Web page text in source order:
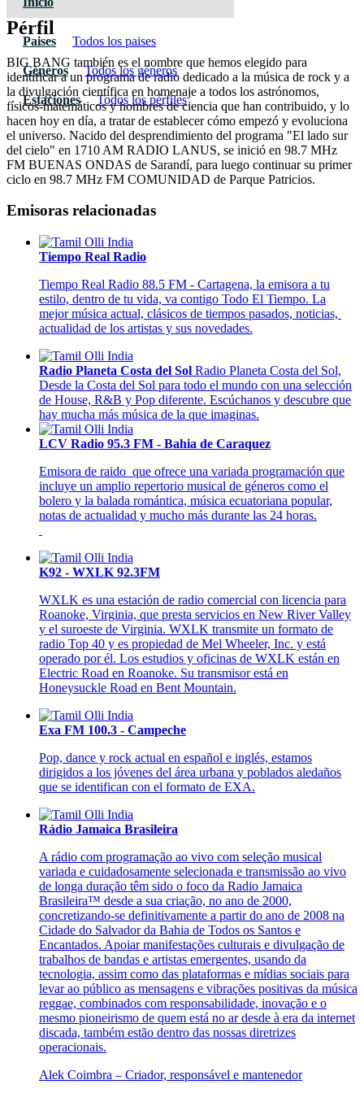
Paises Todos los paises
Géneros Todos los géneros
Estaciones Todos los pérfiles
Pérfil
BIG BANG también es el nombre que hemos elegido para
identificar a un programa de radio dedicado a la música de rock y a
la divulgación científica en homenaje a todos los astrónomos,
físicos-matemáticos y hombres de ciencia que han contribuido, y lo
hacen hoy en día, a tratar de establecer cómo empezó y evoluciona
el universo. Nacido del desprendimiento del programa "El lado sur
del cielo" en 1710 AM RADIO LANUS, se inició en 98.7 MHz
FM BUENAS ONDAS de Sarandí, para luego continuar su primer
ciclo en 98.7 MHz FM COMUNIDAD de Parque Patricios.
Emisoras relacionadas
Tiempo Real Radio
Tiempo Real Radio 88.5 FM - Cartagena, la emisora a tu
estilo, dentro de tu vida, va contigo Todo El Tiempo. La
mejor música actual, clásicos de tiempos pasados, noticias,
actualidad de los artistas y sus novedades.
Radio Planeta Costa del Sol Radio Planeta Costa del Sol,
Desde la Costa del Sol para todo el mundo con una selección
de House, R&B y Pop diferente. Escúchanos y descubre que
hay mucha más música de la que imaginas.
LCV Radio 95.3 FM - Bahia de Caraquez
Emisora de raido que ofrece una variada programación que
incluye un amplio repertorio musical de géneros como el
bolero y la balada romántica, música ecuatoriana popular,
notas de actualidad y mucho más durante las 24 horas.
K92 - WXLK 92.3FM
WXLK es una estación de radio comercial con licencia para
Roanoke, Virginia, que presta servicios en New River Valley
y el suroeste de Virginia. WXLK transmite un formato de
radio Top 40 y es propiedad de Mel Wheeler, Inc. y está
operado por él. Los estudios y oficinas de WXLK están en
Electric Road en Roanoke. Su transmisor está en
Honeysuckle Road en Bent Mountain.
Exa FM 100.3 - Campeche
Pop, dance y rock actual en español e inglés, estamos
dirigidos a los jóvenes del área urbana y poblados aledaños
que se identifican con el formato de EXA.
Rádio Jamaica Brasileira
A rádio com programação ao vivo com seleção musical
variada e cuidadosamente selecionada e transmissão ao vivo
de longa duração têm sido o foco da Radio Jamaica
Brasileira™ desde a sua criação, no ano de 2000,
concretizando-se definitivamente a partir do ano de 2008 na
Cidade do Salvador da Bahia de Todos os Santos e
Encantados. Apoiar manifestações culturais e divulgação de
trabalhos de bandas e artistas emergentes, usando da
tecnologia, assim como das plataformas e mídias sociais para
levar ao público as mensagens e vibrações positivas da música
reggae, combinados com responsabilidade, inovação e o
mesmo pioneirismo de quem está no ar desde à era da internet
discada, também estão dentro das nossas diretrizes
operacionais.
Alek Coimbra – Criador, responsável e mantenedor